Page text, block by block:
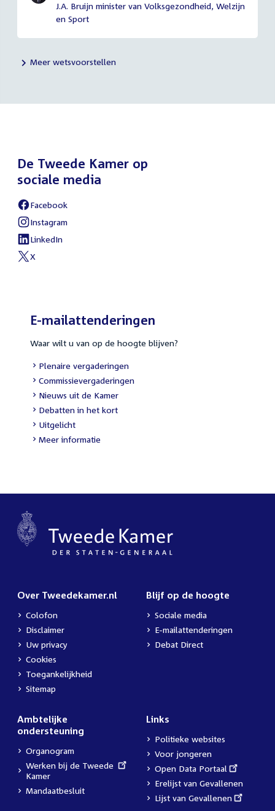
J.A. Bruijn minister van Volksgezondheid, Welzijn
en Sport
Meer wetsvoorstellen
De Tweede Kamer op
sociale media
External
link:
Facebook
External
link:
Instagram
External
link:
LinkedIn
External
X
E-mailattenderingen
Waar wilt u van op de hoogte blijven?
External
link:
Plenaire vergaderingen
External
link:
Commissievergaderingen
External
link:
Nieuws uit de Kamer
External
link:
Debatten in het kort
External
link:
Uitgelicht
Meer informatie
Over Tweedekamer.nl
Colofon
Disclaimer
Uw privacy
Cookies
Toegankelijkheid
Sitemap
Blijf op de hoogte
Sociale media
E-mailattenderingen
Debat Direct
Ambtelijke
ondersteuning
Organogram
External
link:
Werken bij de Tweede
Kamer
Mandaatbesluit
Links
Politieke websites
Voor jongeren
External
link:
Open Data Portaal
Erelijst van Gevallenen
External
Lijst van Gevallenen